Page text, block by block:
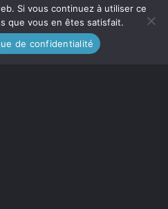
Si vous continuez à utiliser ce
que vous en êtes satisfait.
de confidentialité